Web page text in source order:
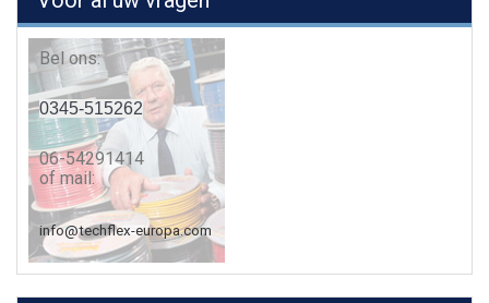
Bel ons:
0345-515262
06-54291414
of mail:
info@techflex-europa.com